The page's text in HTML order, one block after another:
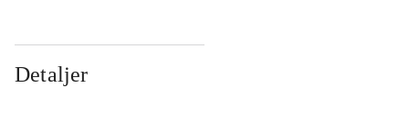
Detaljer